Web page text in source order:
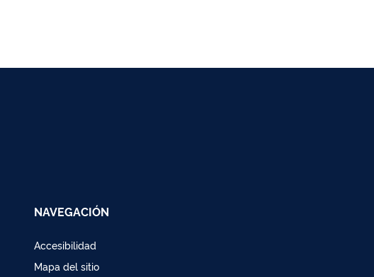
NAVEGACIÓN
Accesibilidad
Mapa del sitio